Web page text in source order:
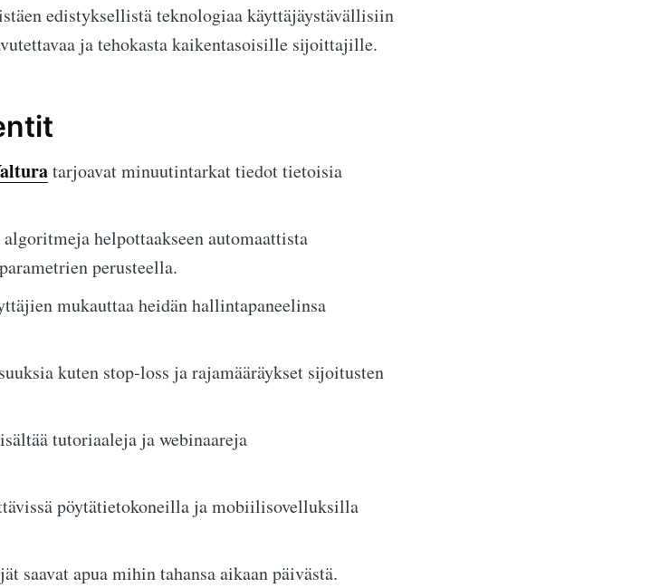
edistyksellistä teknologiaa käyttäjäystävällisiin
ja tehokasta kaikentasoisille sijoittajille.
tarjoavat minuutintarkat tiedot tietoisia
helpottaakseen automaattista
perusteella.
mukauttaa heidän hallintapaneelinsa
kuten stop-loss ja rajamääräykset sijoitusten
tutoriaaleja ja webinaareja
pöytätietokoneilla ja mobiilisovelluksilla
saavat apua mihin tahansa aikaan päivästä.